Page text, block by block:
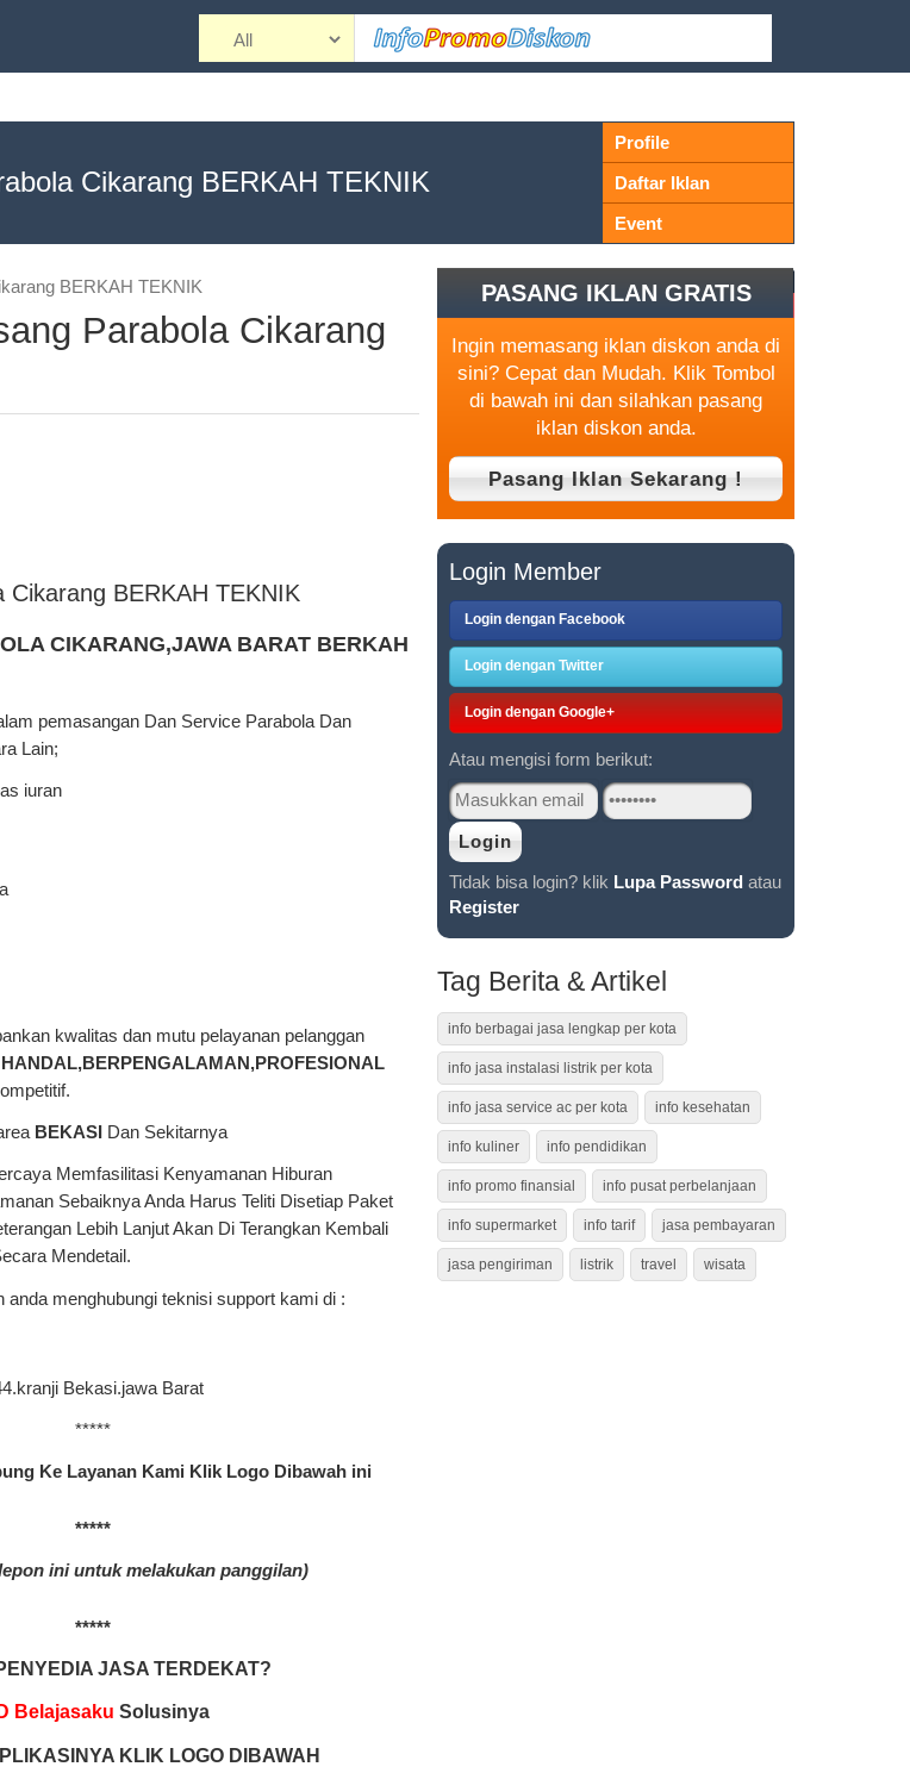
Cikarang BERKAH TEKNIK
Profile
Daftar Iklan
Event
BERKAH TEKNIK
Parabola Cikarang
BERKAH TEKNIK
CIKARANG,JAWA BARAT BERKAH
pemasangan Dan Service Parabola Dan
Lain;
iuran
kwalitas dan mutu pelayanan pelanggan
HANDAL,BERPENGALAMAN,PROFESIONAL
BEKASI Dan Sekitarnya
Memfasilitasi Kenyamanan Hiburan
Sebaiknya Anda Harus Teliti Disetiap Paket
Lebih Lanjut Akan Di Terangkan Kembali
Mendetail.
anda menghubungi teknisi support kami di :
Bekasi.jawa Barat
*****
Ke Layanan Kami Klik Logo Dibawah ini
*****
ini untuk melakukan panggilan)
*****
JASA TERDEKAT?
Belajasaku Solusinya
KLIK LOGO DIBAWAH
PASANG IKLAN GRATIS
Ingin memasang iklan diskon anda di
sini? Cepat dan Mudah. Klik Tombol
di bawah ini dan silahkan pasang
iklan diskon anda.
Login Member
Login dengan Facebook
Login dengan Twitter
Login dengan Google+
Atau mengisi form berikut:
Tidak bisa login? klik Lupa Password atau
Register
Tag Berita & Artikel
info berbagai jasa lengkap per kota
info jasa instalasi listrik per kota
info jasa service ac per kota info kesehatan
info kuliner info pendidikan
info promo finansial info pusat perbelanjaan
info supermarket info tarif jasa pembayaran
jasa pengiriman listrik travel wisata